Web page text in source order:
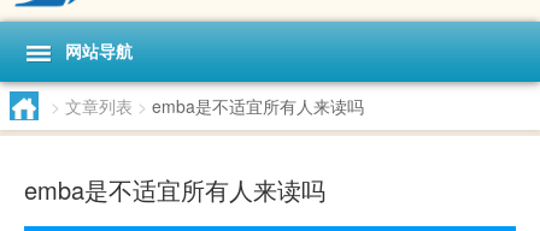
网站导航
> 文章列表 > emba是不适宜所有人来读吗
emba是不适宜所有人来读吗